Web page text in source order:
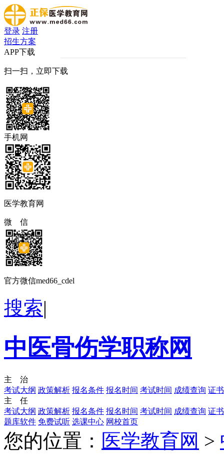
登录 注册
招生方案
APP下载
扫一扫，立即下载
手机网
医学教育网
微 信
官方微信med66_cdel
搜索|
中医骨伤学职称网
主 治
考试大纲 政策解析 报名条件 报名时间 考试时间 成绩查询 证
主 任
考试大纲 政策解析 报名条件 报名时间 考试时间 成绩查询 证
题库软件 免费试听 选课中心 网校首页
您的位置： 医学教育网 >